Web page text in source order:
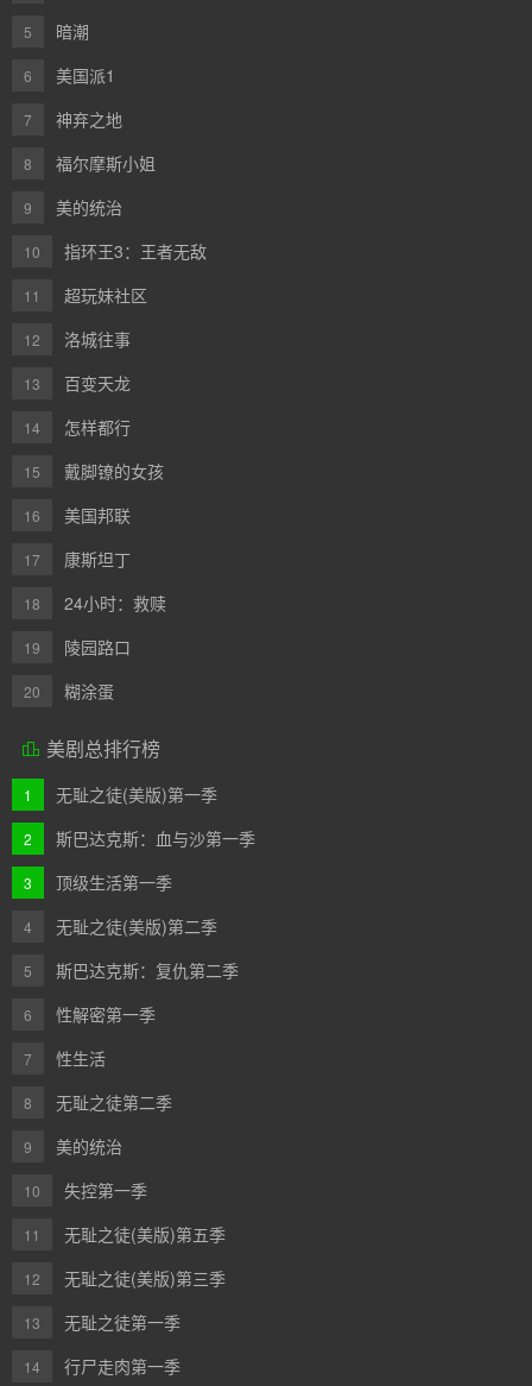
5 暗潮
6 美国派1
7 神弃之地
8 福尔摩斯小姐
9 美的统治
10 指环王3：王者无敌
11 超玩妹社区
12 洛城往事
13 百变天龙
14 怎样都行
15 戴脚镣的女孩
16 美国邦联
17 康斯坦丁
18 24小时：救赎
19 陵园路口
20 糊涂蛋
 美剧总排行榜
1 无耻之徒(美版)第一季
2 斯巴达克斯：血与沙第一季
3 顶级生活第一季
4 无耻之徒(美版)第二季
5 斯巴达克斯：复仇第二季
6 性解密第一季
7 性生活
8 无耻之徒第二季
9 美的统治
10 失控第一季
11 无耻之徒(美版)第五季
12 无耻之徒(美版)第三季
13 无耻之徒第一季
14 行尸走肉第一季